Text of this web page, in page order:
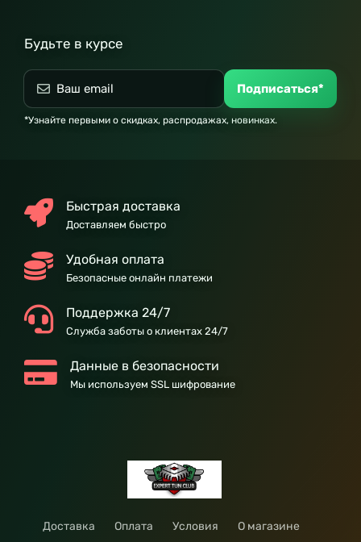
Будьте в курсе
Подписаться*
*Узнайте первыми о скидках, распродажах, новинках.
Быстрая доставка
Доставляем быстро
Удобная оплата
Безопасные онлайн платежи
Поддержка 24/7
Служба заботы о клиентах 24/7
Данные в безопасности
Мы используем SSL шифрование
Доставка Оплата Условия О магазине